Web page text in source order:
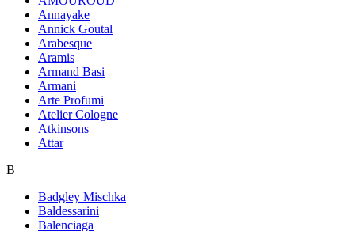
Annayake
Annick Goutal
Arabesque
Aramis
Armand Basi
Armani
Arte Profumi
Atelier Cologne
Atkinsons
Attar
B
Badgley Mischka
Baldessarini
Balenciaga